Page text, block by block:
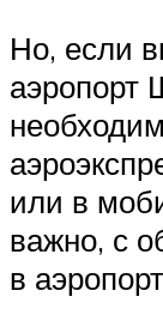
Но, если
аэропорт
или в
важно, с
в